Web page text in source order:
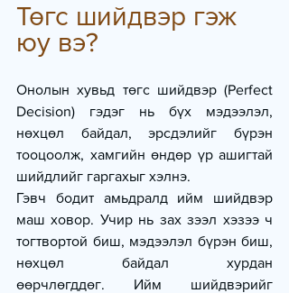
Төгс шийдвэр гэж
юу вэ?
Онолын хувьд төгс шийдвэр (Perfect
Decision) гэдэг нь бүх мэдээлэл,
нөхцөл байдал, эрсдэлийг бүрэн
тооцоолж, хамгийн өндөр үр ашигтай
шийдлийг гаргахыг хэлнэ.
Гэвч бодит амьдралд ийм шийдвэр
маш ховор. Учир нь зах зээл хэзээ ч
тогтвортой биш, мэдээлэл бүрэн биш,
нөхцөл байдал хурдан
өөрчлөгддөг. Ийм шийдвэрийг